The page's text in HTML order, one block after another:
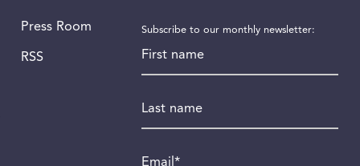
Press Room
RSS
Subscribe to our monthly newsletter: